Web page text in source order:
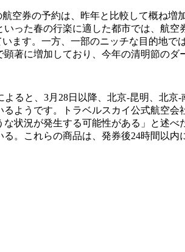
空券の予約は、昨年と比較して概ね
った春の行楽に適した都市では、航
ます。一方、一部のニッチな目的地で
著に増加しており、今年の清明節のダ
ると、3月28日以降、北京-昆明、北
ようです。トラベルスカイ公式航空
状況が発生する可能性がある」と述
。これらの商品は、発券後24時間以